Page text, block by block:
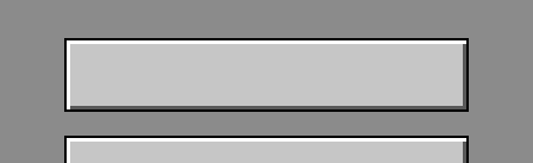
муушрумом или мушрумом